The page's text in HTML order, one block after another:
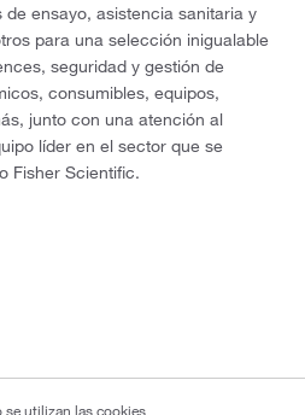
ensayo, asistencia sanitaria y
para una selección inigualable
seguridad y gestión de
consumibles, equipos,
junto con una atención al
líder en el sector que se
Fisher Scientific.
se utilizan las cookies